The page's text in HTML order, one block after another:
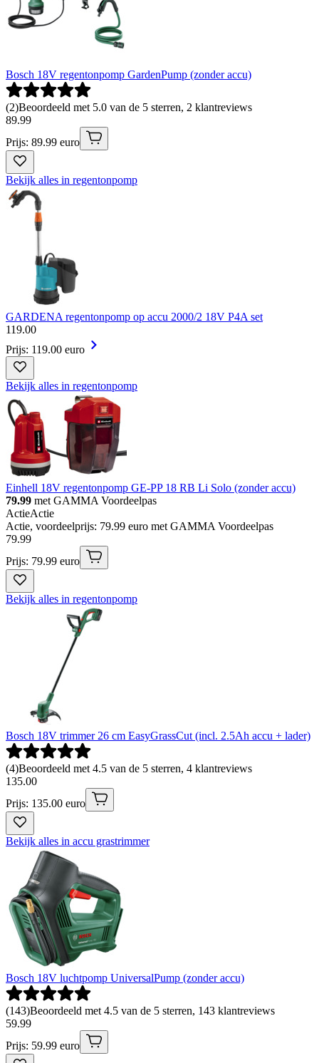
Bosch 18V regentonpomp GardenPump (zonder accu)
(2)Beoordeeld met 5.0 van de 5 sterren, 2 klantreviews
89.99
Prijs: 89.99 euro
Bekijk alles in regentonpomp
GARDENA regentonpomp op accu 2000/2 18V P4A set
119.00
Prijs: 119.00 euro
Bekijk alles in regentonpomp
Einhell 18V regentonpomp GE-PP 18 RB Li Solo (zonder accu)
79.99 met GAMMA Voordeelpas
ActieActie
Actie, voordeelprijs: 79.99 euro met GAMMA Voordeelpas
79.99
Prijs: 79.99 euro
Bekijk alles in regentonpomp
Bosch 18V trimmer 26 cm EasyGrassCut (incl. 2.5Ah accu + lader)
(4)Beoordeeld met 4.5 van de 5 sterren, 4 klantreviews
135.00
Prijs: 135.00 euro
Bekijk alles in accu grastrimmer
Bosch 18V luchtpomp UniversalPump (zonder accu)
(143)Beoordeeld met 4.5 van de 5 sterren, 143 klantreviews
59.99
Prijs: 59.99 euro